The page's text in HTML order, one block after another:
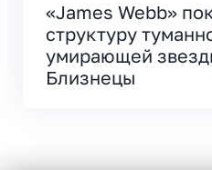
«James Webb»
структуру
умирающей
Близнецы